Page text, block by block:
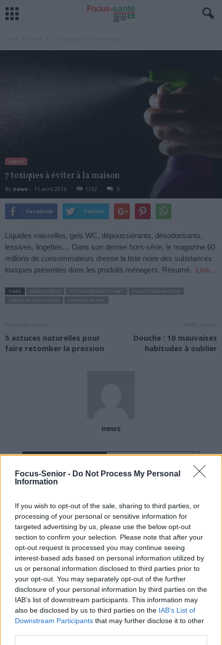
Focus-Senior - Do Not Process My Personal
Information
If you wish to opt-out of the sale, sharing to third parties, or
processing of your personal or sensitive information for
targeted advertising by us, please use the below opt-out
section to confirm your selection. Please note that after your
opt-out request is processed you may continue seeing
interest-based ads based on personal information utilized by
us or personal information disclosed to third parties prior to
your opt-out. You may separately opt-out of the further
disclosure of your personal information by third parties on the
IAB’s list of downstream participants. This information may
also be disclosed by us to third parties on the IAB’s List of
Downstream Participants that may further disclose it to other
SANTÉ
7 toxiques à éviter à la maison
By news - 11 avril 2016 1332 0
Facebook Twitter
Liquides vaisselles, gels WC, dépoussiérants, désodorisants,
lessives, lingettes… Dans son dernier hors-série, le magazine 60
millions de consommateurs dresse la liste noire des substances
toxiques présentes dans les produits ménagers. Résumé. Lire…
TAGS
5 astuces naturelles pour
faire retomber la pression
Douche : 10 mauvaises
habitudes à oublier
news
RELATED ARTICLES MORE FROM AUTHOR
Santé
Sieste après 65 ans : la
clé pour préserver votre
cerveau ou le mettre en
danger
Santé
Ménopause et
problèmes urinaires : le
secret inattendu des
sous-vêtements à
Santé
Ménopause précoce : le
risque accru
d’hypertension à ne pas
ignorer
Popular Posts
Infarctus : les médicaments qui augmentent les risques